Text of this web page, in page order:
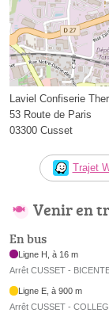
Laviel Confiserie
53 Route de Paris
03300 Cusset
Trajet
Venir en
En bus
Ligne H, à 16 m
Arrêt CUSSET -
Ligne E, à 900 m
Arrêt CUSSET -